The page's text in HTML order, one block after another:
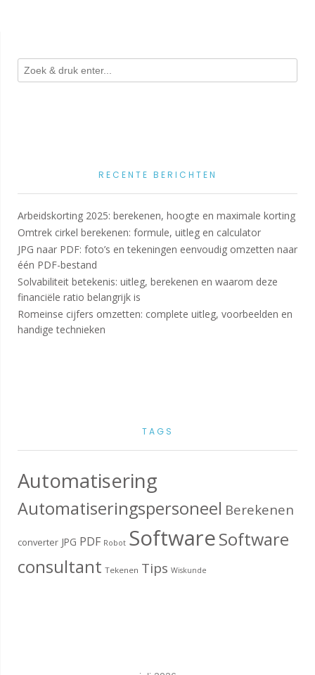
RECENTE BERICHTEN
Arbeidskorting 2025: berekenen, hoogte en maximale korting
Omtrek cirkel berekenen: formule, uitleg en calculator
JPG naar PDF: foto’s en tekeningen eenvoudig omzetten naar
één PDF-bestand
Solvabiliteit betekenis: uitleg, berekenen en waarom deze
financiële ratio belangrijk is
Romeinse cijfers omzetten: complete uitleg, voorbeelden en
handige technieken
TAGS
Automatisering
Automatiseringspersoneel Berekenen
converter JPG PDF Robot SoftwareSoftware
consultant Tekenen Tips Wiskunde